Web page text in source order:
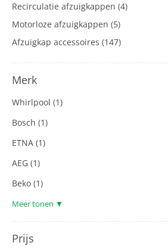
Recirculatie afzuigkappen (4)
Motorloze afzuigkappen (5)
Afzuigkap accessoires (147)
Merk
Whirlpool (1)
Bosch (1)
ETNA (1)
AEG (1)
Beko (1)
Meer tonen ▼
Prijs